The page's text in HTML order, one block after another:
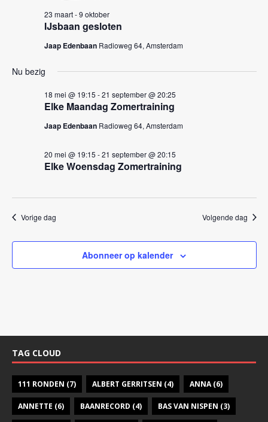
n
e
n
g
t
i
e
i
IJsbaan gesloten
23 maart-9 oktober
Jaap Edenbaan Radioweg 64, Amsterdam
Nu bezig
Elke Maandag Zomertraining
18 mei @ 19:15 -21 september @ 20:25
Jaap Edenbaan Radioweg 64, Amsterdam
Elke Woensdag Zomertraining
20 mei @ 19:15 -21 september @ 20:15
Vorige dag Volgende dag
Abonneer op kalender
TAG CLOUD
111 RONDEN (7) ALBERT GERRITSEN (4) ANNA(6)
ANNETTE (6) BAANRECORD (4) BAS VAN NISPEN (3)